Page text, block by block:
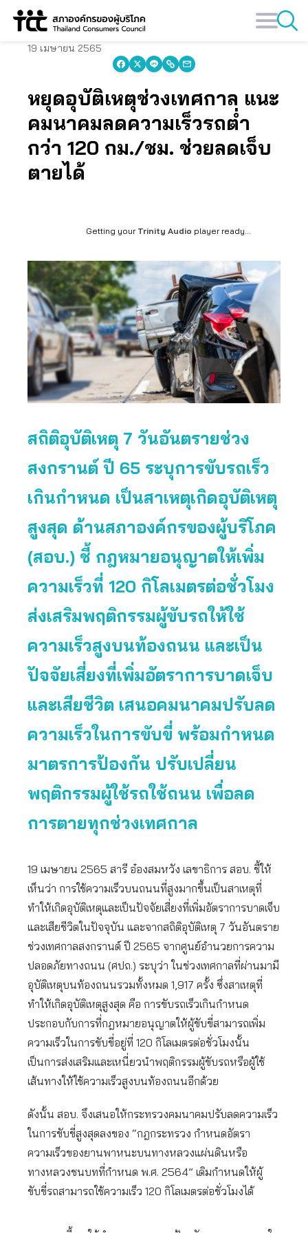
Skip
19 เมษายน 2565
หยุดอุบัติเหตุช่วงเทศกาล แนะ
คมนาคมลดความเร็วรถต่ำ
กว่า 120 กม./ชม. ช่วยลดเจ็บ
ตายได้
Getting your Trinity Audio player ready...
สถิติอุบัติเหตุ 7 วันอันตรายช่วง
สงกรานต์ ปี 65 ระบุการขับรถเร็ว
เกินกำหนด เป็นสาเหตุเกิดอุบัติเหตุ
สูงสุด ด้านสภาองค์กรของผู้บริโภค
(สอบ.) ชี้ กฎหมายอนุญาตให้เพิ่ม
ความเร็วที่ 120 กิโลเมตรต่อชั่วโมง
ส่งเสริมพฤติกรรมผู้ขับรถให้ใช้
ความเร็วสูงบนท้องถนน และเป็น
ปัจจัยเสี่ยงที่เพิ่มอัตราการบาดเจ็บ
และเสียชีวิต เสนอคมนาคมปรับลด
ความเร็วในการขับขี่ พร้อมกำหนด
มาตรการป้องกัน ปรับเปลี่ยน
พฤติกรรมผู้ใช้รถใช้ถนน เพื่อลด
การตายทุกช่วงเทศกาล
19 เมษายน 2565 สารี อ๋องสมหวัง เลขาธิการ สอบ. ชี้ให้
เห็นว่า การใช้ความเร็วบนถนนที่สูงมากขึ้นเป็นสาเหตุที่
ทำให้เกิดอุบัติเหตุและเป็นปัจจัยเสี่ยงที่เพิ่มอัตราการบาดเจ็บ
และเสียชีวิตในปัจจุบัน และจากสถิติอุบัติเหตุ 7 วันอันตราย
ช่วงเทศกาลสงกรานต์ ปี 2565 จากศูนย์อำนวยการความ
ปลอดภัยทางถนน (ศปถ.) ระบุว่า ในช่วงเทศกาลที่ผ่านมามี
อุบัติเหตุบนท้องถนนรวมทั้งหมด 1,917 ครั้ง ซึ่งสาเหตุที่
ทำให้เกิดอุบัติเหตุสูงสุด คือ การขับรถเร็วเกินกำหนด
ประกอบกับการที่กฎหมายอนุญาตให้ผู้ขับขี่สามารถเพิ่ม
ความเร็วในการขับขี่อยู่ที่ 120 กิโลเมตรต่อชั่วโมงนั้น
เป็นการส่งเสริมและเหนี่ยวนำพฤติกรรมผู้ขับรถหรือผู้ใช้
เส้นทางให้ใช้ความเร็วสูงบนท้องถนนอีกด้วย
ดังนั้น สอบ. จึงเสนอให้กระทรวงคมนาคมปรับลดความเร็ว
ในการขับขี่สูงสุดลงของ “กฎกระทรวง กำหนดอัตรา
ความเร็วของยานพาหนะบนทางหลวงแผ่นดินหรือ
ทางหลวงชนบทที่กำหนด พ.ศ. 2564” เดิมกำหนดให้ผู้
ขับขี่รถสามารถใช้ความเร็ว 120 กิโลเมตรต่อชั่วโมงได้